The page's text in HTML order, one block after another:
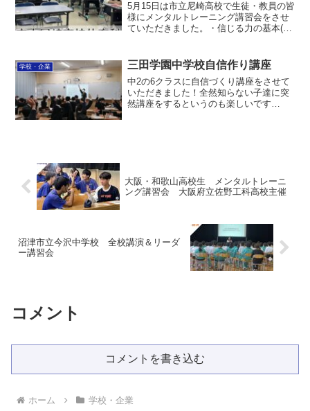
5月15日は市立尼崎高校で生徒・教員の皆
様にメンタルトレーニング講習会をさせ
ていただきました。・信じる力の基本(セ
アップ・集中技法)・感謝と応援の力(使命
感)⬆︎の...
学校・企業 三田学園中学校自信作り講座
中2の6クラスに自信づくり講座をさせて
いただきました！全然知らない子達に突
然講座をするというのも楽しいです
大阪・和歌山高校生 メンタルトレーニ
ング講習会 大阪府立佐野工科高校主催
沼津市立今沢中学校 全校講演＆リーダ
ー講習会
コメント
コメントを書き込む
ホーム 学校・企業